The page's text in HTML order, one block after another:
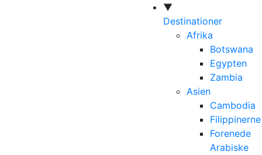
▼
Destinationer
Afrika
Botswana
Egypten
Zambia
Asien
Cambodia
Filippinerne
Forenede
Arabiske